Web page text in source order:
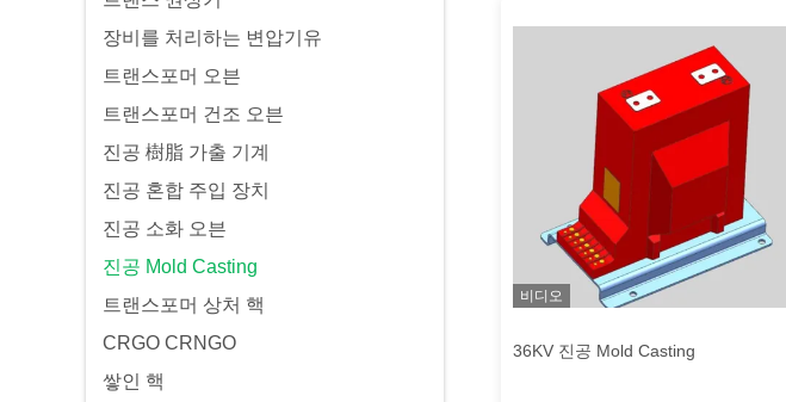
장비를 처리하는 변압기유
트랜스포머 오븐
트랜스포머 건조 오븐
진공 樹脂 가출 기계
진공 혼합 주입 장치
진공 소화 오븐
진공 Mold Casting
트랜스포머 상처 핵
CRGO CRNGO
쌓인 핵
비디오
36KV 진공 Mold Casting